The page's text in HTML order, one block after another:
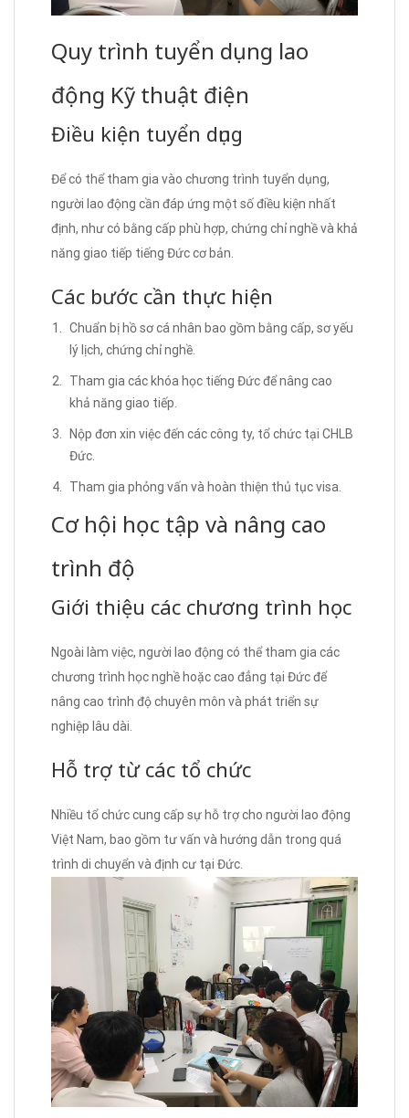
Quy trình tuyển dụng lao
động Kỹ thuật điện
Điều kiện tuyển dụng
Để có thể tham gia vào chương trình tuyển dụng,
người lao động cần đáp ứng một số điều kiện nhất
định, như có bằng cấp phù hợp, chứng chỉ nghề và khả
năng giao tiếp tiếng Đức cơ bản.
Các bước cần thực hiện
Chuẩn bị hồ sơ cá nhân bao gồm bằng cấp, sơ yếu
lý lịch, chứng chỉ nghề.
Tham gia các khóa học tiếng Đức để nâng cao
khả năng giao tiếp.
Nộp đơn xin việc đến các công ty, tổ chức tại CHLB
Đức.
Tham gia phỏng vấn và hoàn thiện thủ tục visa.
Cơ hội học tập và nâng cao
trình độ
Giới thiệu các chương trình học
Ngoài làm việc, người lao động có thể tham gia các
chương trình học nghề hoặc cao đẳng tại Đức để
nâng cao trình độ chuyên môn và phát triển sự
nghiệp lâu dài.
Hỗ trợ từ các tổ chức
Nhiều tổ chức cung cấp sự hỗ trợ cho người lao động
Việt Nam, bao gồm tư vấn và hướng dẫn trong quá
trình di chuyển và định cư tại Đức.